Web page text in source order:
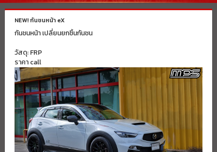
NEW! กันชนหน้า eX
กันชนหน้า เปลี่ยนยกชิ้นกันชน
วัสดุ: FRP
ราคา call